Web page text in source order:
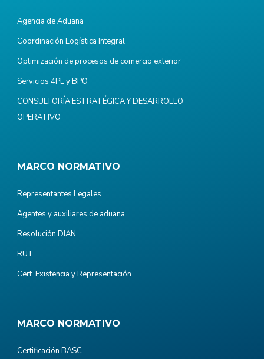
Agencia de Aduana
Coordinación Logística Integral
Optimización de procesos de comercio exterior
Servicios 4PL y BPO
CONSULTORÍA ESTRATÉGICA Y DESARROLLO
OPERATIVO
MARCO NORMATIVO
Representantes Legales
Agentes y auxiliares de aduana
Resolución DIAN
RUT
Cert. Existencia y Representación
MARCO NORMATIVO
Certificación BASC